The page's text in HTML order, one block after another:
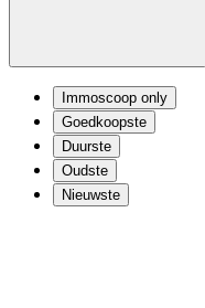
Immoscoop only
Goedkoopste
Duurste
Oudste
Nieuwste